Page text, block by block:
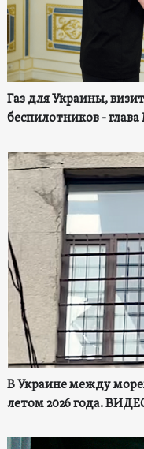
Газ для Украины,
беспилотников -
В Украине между
летом 2026 года.